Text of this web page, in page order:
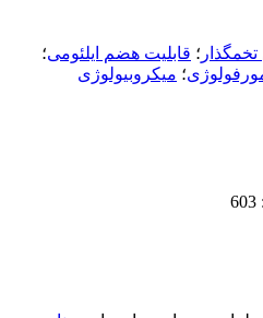
؛ قابلیت هضم ایلئومی؛
؛ میکروبیولوژی